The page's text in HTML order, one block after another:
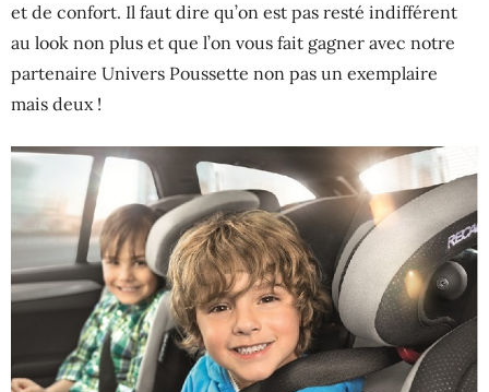
et de confort. Il faut dire qu’on est pas resté indifférent
au look non plus et que l’on vous fait gagner avec notre
partenaire Univers Poussette non pas un exemplaire
mais deux !